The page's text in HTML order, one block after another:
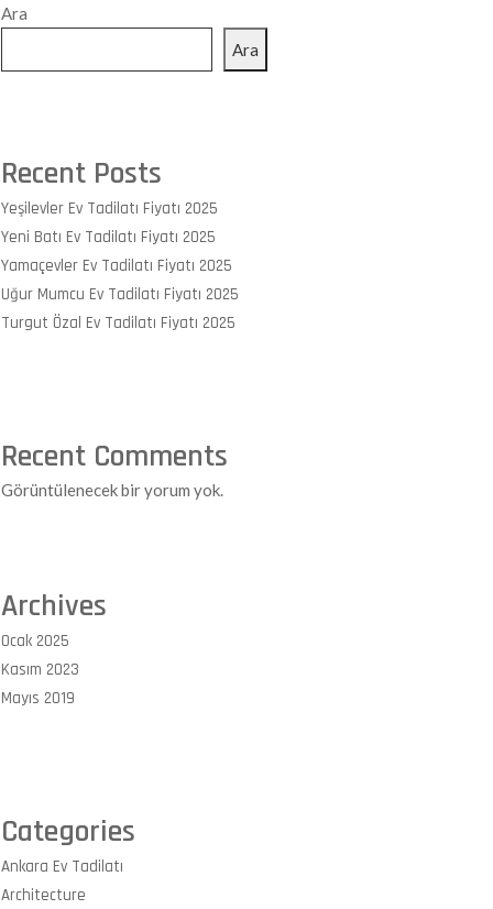
Ara
Ara
Recent Posts
Yeşilevler Ev Tadilatı Fiyatı 2025
Yeni Batı Ev Tadilatı Fiyatı 2025
Yamaçevler Ev Tadilatı Fiyatı 2025
Uğur Mumcu Ev Tadilatı Fiyatı 2025
Turgut Özal Ev Tadilatı Fiyatı 2025
Recent Comments
Görüntülenecek bir yorum yok.
Archives
Ocak 2025
Kasım 2023
Mayıs 2019
Categories
Ankara Ev Tadilatı
Architecture